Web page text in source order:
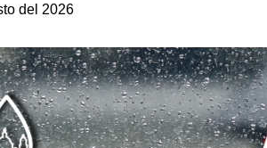
DEPORTES CIENCIA Y TECNOLOGÍA
del 2026